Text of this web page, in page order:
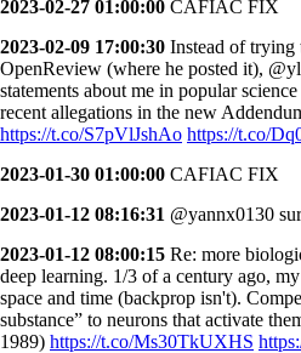
2023-02-27 01:00:00 CAFIAC FIX
2023-02-09 17:00:30 Instead of trying
OpenReview (where he posted it),
statements about me in popular
recent allegations in the new
https://t.co/S7pVlJshAo https://t.co/
2023-01-30 01:00:00 CAFIAC FIX
2023-01-12 08:16:31 @yannx0130
2023-01-12 08:00:15 Re: more
deep learning. 1/3 of a century ago,
space and time (backprop isn't).
substance” to neurons that activate
1989) https://t.co/Ms30TkUXHS